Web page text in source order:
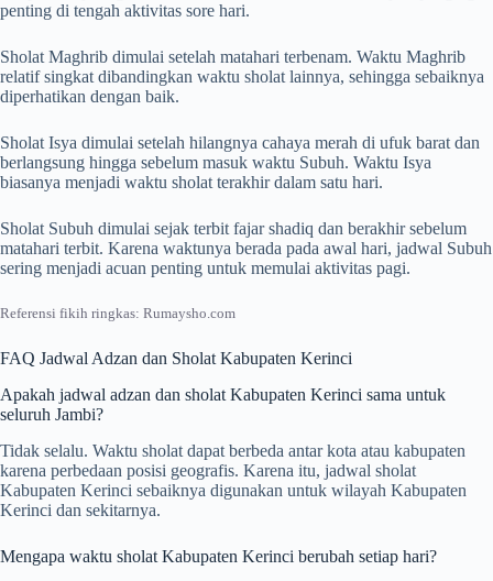
penting di tengah aktivitas sore hari.
Sholat Maghrib dimulai setelah matahari terbenam. Waktu Maghrib
relatif singkat dibandingkan waktu sholat lainnya, sehingga sebaiknya
diperhatikan dengan baik.
Sholat Isya dimulai setelah hilangnya cahaya merah di ufuk barat dan
berlangsung hingga sebelum masuk waktu Subuh. Waktu Isya
biasanya menjadi waktu sholat terakhir dalam satu hari.
Sholat Subuh dimulai sejak terbit fajar shadiq dan berakhir sebelum
matahari terbit. Karena waktunya berada pada awal hari, jadwal Subuh
sering menjadi acuan penting untuk memulai aktivitas pagi.
Referensi fikih ringkas: Rumaysho.com
FAQ Jadwal Adzan dan Sholat Kabupaten Kerinci
Apakah jadwal adzan dan sholat Kabupaten Kerinci sama untuk
seluruh Jambi?
Tidak selalu. Waktu sholat dapat berbeda antar kota atau kabupaten
karena perbedaan posisi geografis. Karena itu, jadwal sholat
Kabupaten Kerinci sebaiknya digunakan untuk wilayah Kabupaten
Kerinci dan sekitarnya.
Mengapa waktu sholat Kabupaten Kerinci berubah setiap hari?